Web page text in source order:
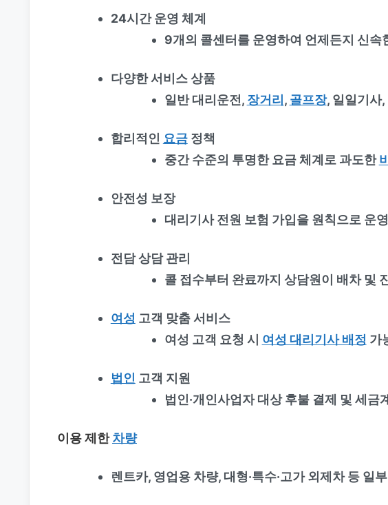
24시간 운영 체계
9개의 콜센터를 운영하여 언제든지 신속
다양한 서비스 상품
일반 대리운전, 장거리 , 골프장, 일일기사
합리적인 요금정책
중간 수준의 투명한 요금 체계로 과도한
안전성 보장
대리기사 전원 보험 가입을 원칙으로 운영
전담 상담 관리
콜 접수부터 완료까지 상담원이 배차 및
여성 고객 맞춤 서비스
여성 고객 요청 시 여성 대리기사 배정 가
법인 고객 지원
법인·개인사업자 대상 후불 결제 및 세금
이용 제한차량
렌트카, 영업용 차량, 대형·특수·고가 외제차 등 일